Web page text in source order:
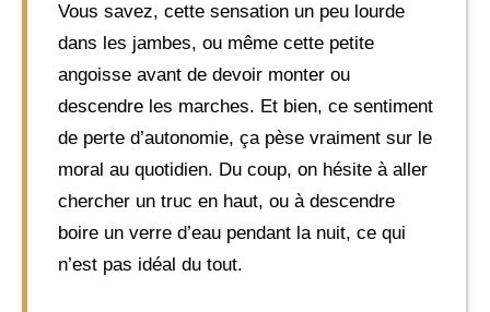
Vous savez, cette sensation un peu lourde
dans les jambes, ou même cette petite
angoisse avant de devoir monter ou
descendre les marches. Et bien, ce sentiment
de perte d’autonomie, ça pèse vraiment sur le
moral au quotidien. Du coup, on hésite à aller
chercher un truc en haut, ou à descendre
boire un verre d’eau pendant la nuit, ce qui
n’est pas idéal du tout.